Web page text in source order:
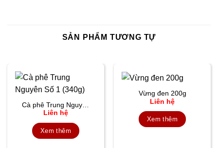
SẢN PHẨM TƯƠNG TỰ
Cà phê Trung Nguyên
Số 1 (340g)
Liên hệ
Xem thêm
Vừng đen 200g
Liên hệ
Xem thêm